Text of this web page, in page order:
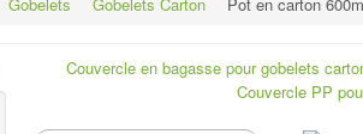
Couvercle en bagasse pour gobelets
Couvercle PP